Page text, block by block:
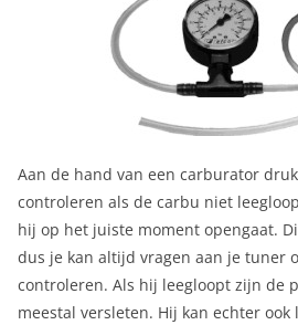
Aan de hand van een carburator
controleren als de carbu niet
hij op het juiste moment opengaat.
dus je kan altijd vragen aan je tuner
controleren. Als hij leegloopt zijn de
meestal versleten. Hij kan echter ook